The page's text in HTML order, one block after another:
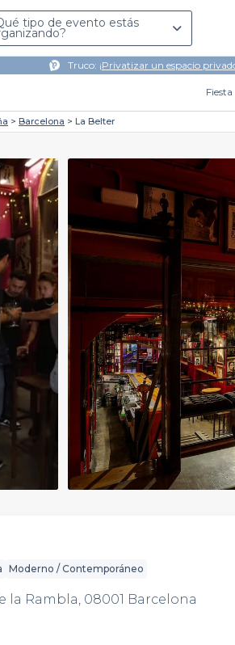
tipo de evento estás
Truco: ¡Privatizar un espacio
Barcelona La Belter
Moderno / Contemporáneo
la Rambla, 08001 Barcelona